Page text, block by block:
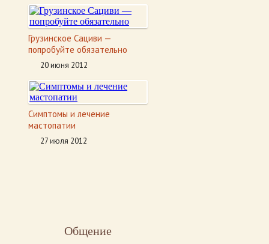
Грузинское Cациви —
попробуйте обязательно
20 июня 2012
Симптомы и лечение
мастопатии
27 июля 2012
Общение